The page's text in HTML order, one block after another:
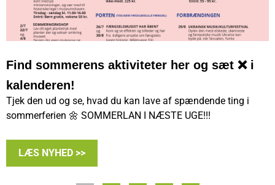
Find sommerens aktiviteter her og sæt ❌ i
kalenderen!
Tjek den ud og se, hvad du kan lave af spændende ting i
sommerferien 🌼 SOMMERLAN I NÆSTE UGE!!!
LÆS NYHED >>